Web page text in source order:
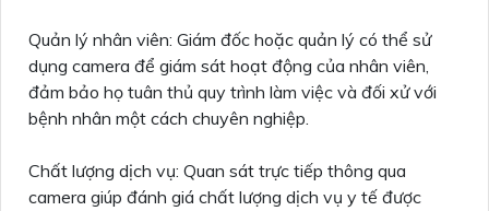
Quản lý nhân viên: Giám đốc hoặc quản lý có thể sử
dụng camera để giám sát hoạt động của nhân viên,
đảm bảo họ tuân thủ quy trình làm việc và đối xử với
bệnh nhân một cách chuyên nghiệp.
Chất lượng dịch vụ: Quan sát trực tiếp thông qua
camera giúp đánh giá chất lượng dịch vụ y tế được